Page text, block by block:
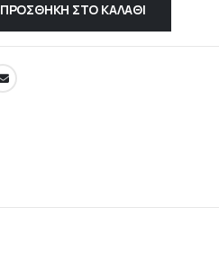
ΠΡΟΣΘΉΚΗ ΣΤΟ ΚΑΛΆΘΙ